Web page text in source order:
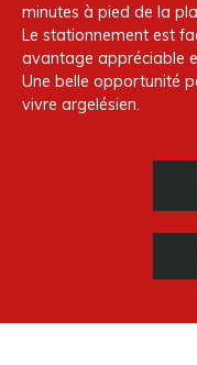
minutes à pied de la
Le stationnement est
avantage appréciable
Une belle opportunité
vivre argelésien.